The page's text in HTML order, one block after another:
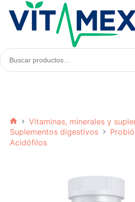
contenido
Buscar
productos:
Inicio
Vitaminas, minerales y
Suplementos digestivos
Acidófilos